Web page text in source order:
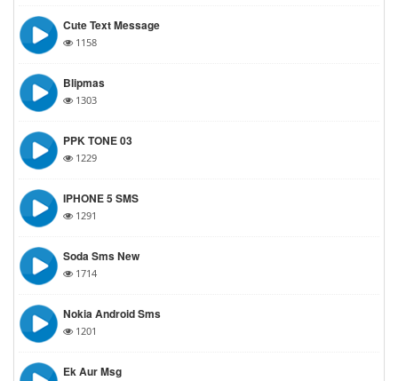
Cute Text Message
1158
Blipmas
1303
PPK TONE 03
1229
IPHONE 5 SMS
1291
Soda Sms New
1714
Nokia Android Sms
1201
Ek Aur Msg